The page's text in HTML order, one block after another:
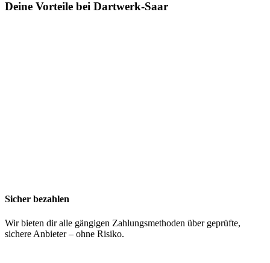
Deine Vorteile bei Dartwerk-Saar
Sicher bezahlen
Wir bieten dir alle gängigen Zahlungsmethoden über geprüfte,
sichere Anbieter – ohne Risiko.